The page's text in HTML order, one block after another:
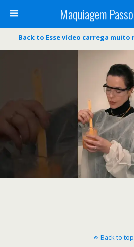
Maquiagem
Back to Esse vídeo carrega muito
Back to top